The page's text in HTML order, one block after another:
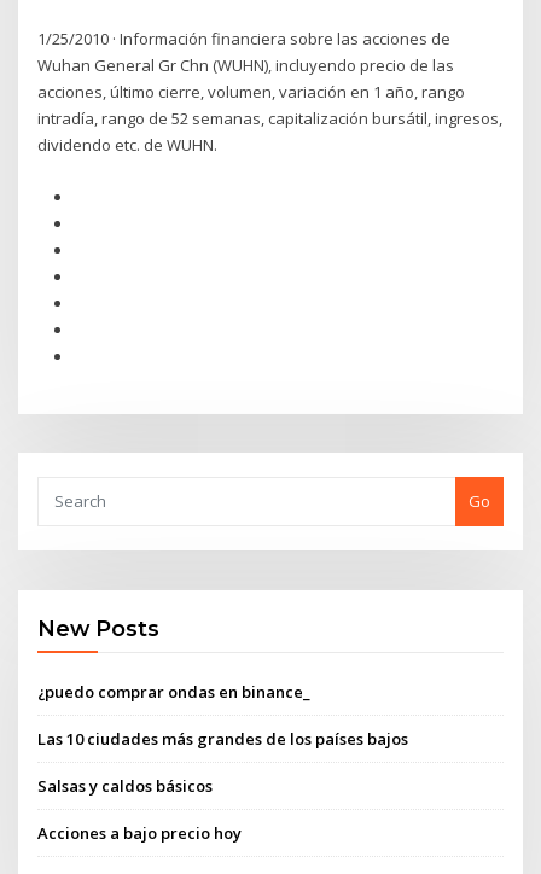
1/25/2010 · Información financiera sobre las acciones de
Wuhan General Gr Chn (WUHN), incluyendo precio de las
acciones, último cierre, volumen, variación en 1 año, rango
intradía, rango de 52 semanas, capitalización bursátil, ingresos,
dividendo etc. de WUHN.
Go
New Posts
¿puedo comprar ondas en binance_
Las 10 ciudades más grandes de los países bajos
Salsas y caldos básicos
Acciones a bajo precio hoy